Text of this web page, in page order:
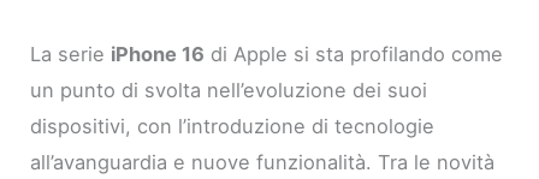
La serie iPhone 16 di Apple si sta profilando come
un punto di svolta nell’evoluzione dei suoi
dispositivi, con l’introduzione di tecnologie
all’avanguardia e nuove funzionalità. Tra le novità